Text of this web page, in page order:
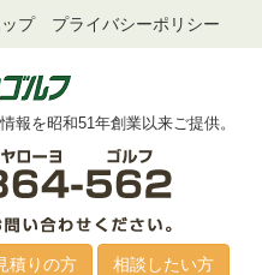
プ プライバシーポリシー
報を昭和51年創業以来ご提供。
積りの方 相談したい方